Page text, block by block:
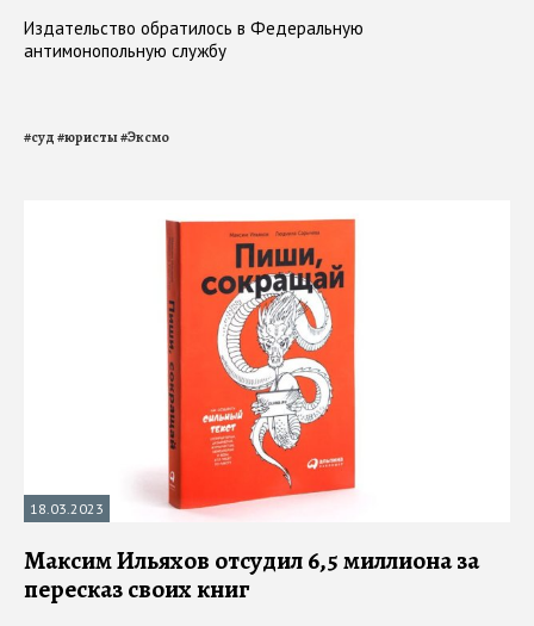
Издательство обратилось в Федеральную
антимонопольную службу
#суд#юристы#Эксмо
18.03.2023
Максим Ильяхов отсудил 6,5 миллиона за
пересказ своих книг